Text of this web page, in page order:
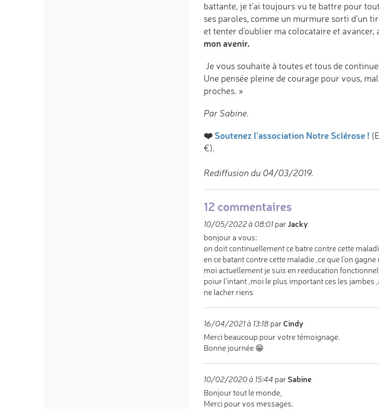
battante, je t'ai toujours vu te battre pour
ses paroles, comme un murmure sorti d'un
et tenter d'oublier ma colocataire et
mon avenir.
Je vous souhaite à toutes et tous de
Une pensée pleine de courage pour vous,
proches. »
Par Sabine.
❤️ Soutenez l'association Notre Sclérose !
€).
Rediffusion du 04/03/2019.
12 commentaires
10/05/2022 à 08:01par Jacky
bonjour a vous:
on doit continuellement ce batre contre cette
en ce batant contre cette maladie ,ce que l'on
moi actuellement je suis en reeducation
poiur l'intant ,moi le plus important ces les jambes
ne lacher riens
16/04/2021 à 13:18par Cindy
Merci beaucoup pour votre témoignage.
Bonne journée 😁
10/02/2020 à 15:44 par Sabine
Bonjour tout le monde,
Merci pour vos messages.